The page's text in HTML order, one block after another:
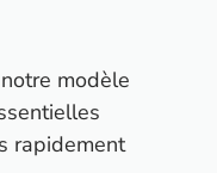
modèle
rapidement